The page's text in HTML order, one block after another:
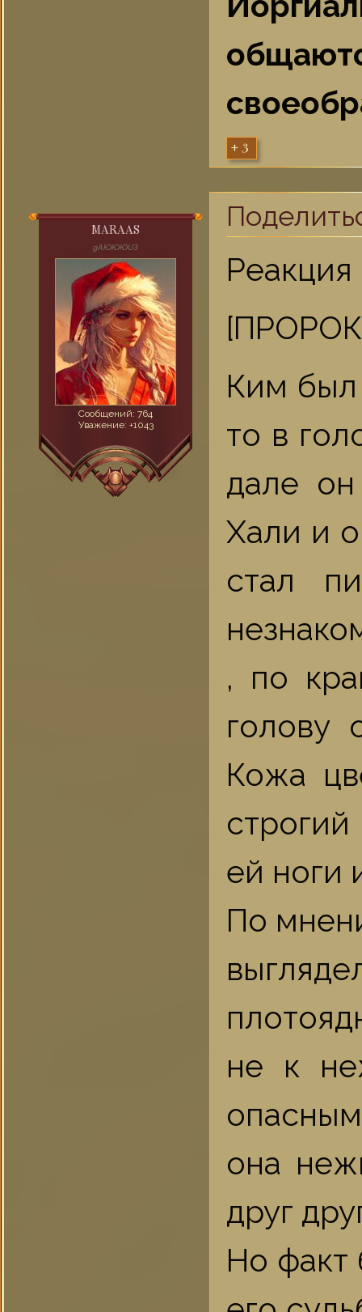
+3
MARAAS
gAЮЮЮUЗ
Сообщений: 764
Уважение: +1043
Реакция
Ким был
то в
дале
Хали и
стал
, по
голову
Кожа
ей ноги
По
не к
она
друг
Но факт